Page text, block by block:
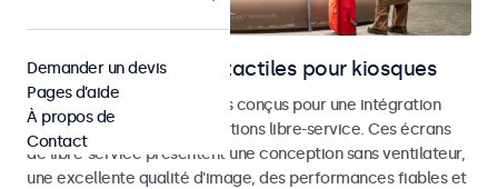
Moniteurs et écrans tactiles pour kiosques
Moniteurs et écrans tactiles conçus pour une intégration
dans les kiosques et les solutions libre-service. Ces écrans
de libre-service présentent une conception sans ventilateur,
une excellente qualité d'image, des performances fiables et
Demander un devis
Pages d’aide
À propos de
Contact